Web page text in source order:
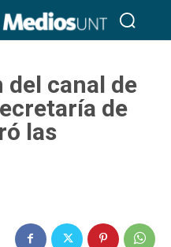
del canal de
de
las